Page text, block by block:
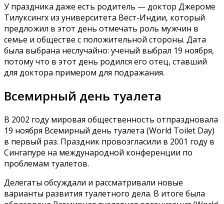
У праздника даже есть родитель — доктор Джероме
Тилуксингх из университета Вест-Индии, который
предложил в этот день отмечать роль мужчин в
семье и обществе с положительной стороны. Дата
была выбрана неслучайно: ученый выбрал 19 ноября,
потому что в этот день родился его отец, ставший
для доктора примером для подражания.
Всемирный день туалета
В 2002 году мировая общественность отпраздновала
19 ноября Всемирный день туалета (World Toilet Day)
в первый раз. Праздник провозгласили в 2001 году в
Сингапуре на международной конференции по
проблемам туалетов.
Делегаты обсуждали и рассматривали новые
варианты развития туалетного дела. В итоге была